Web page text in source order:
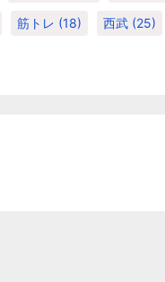
筋トレ (18) 西武 (25)